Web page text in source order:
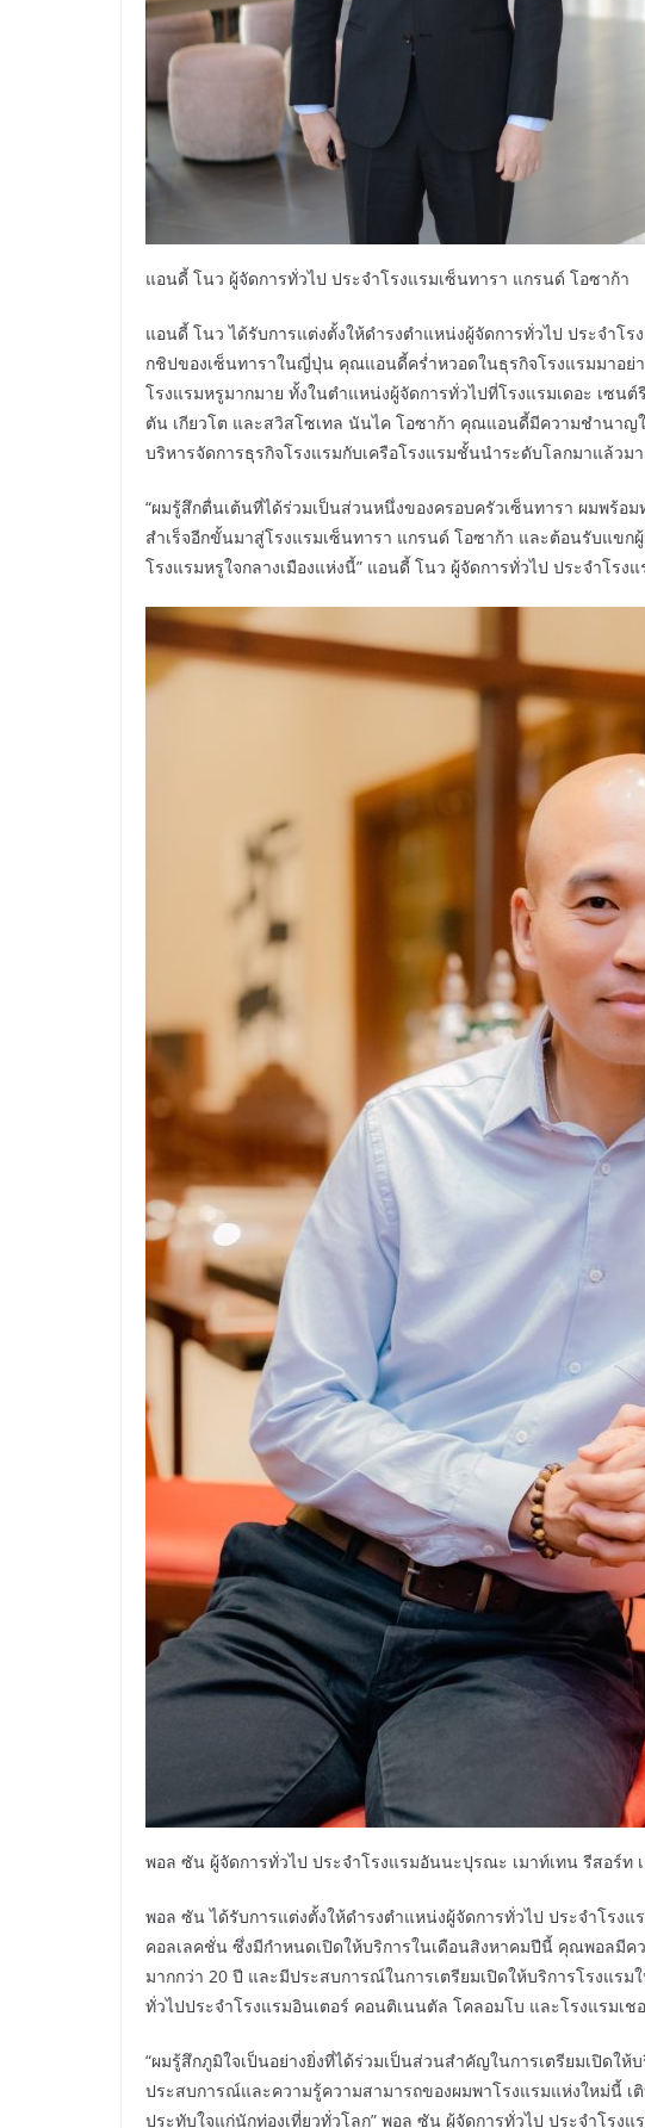
แอนดี้ โนว ผู้จัดการทั่วไป ประจำโรงแรมเซ็นทารา แกรนด์ โอซาก้า
แอนดี้ โนว ได้รับการแต่งตั้งให้ดำรงตำแหน่งผู้จัดการทั่วไป ประจำโ
กชิปของเซ็นทาราในญี่ปุ่น คุณแอนดี้คร่ำหวอดในธุรกิจโรงแรมมาอย่
โรงแรมหรูมากมาย ทั้งในตำแหน่งผู้จัดการทั่วไปที่โรงแรมเดอะ เซน
ตัน เกียวโต และสวิสโซเทล นันไค โอซาก้า คุณแอนดี้มีความชำนา
บริหารจัดการธุรกิจโรงแรมกับเครือโรงแรมชั้นนำระดับโลกมาแล้วม
“ผมรู้สึกตื่นเต้นที่ได้ร่วมเป็นส่วนหนึ่งของครอบครัวเซ็นทารา ผมพร้อ
สำเร็จอีกขั้นมาสู่โรงแรมเซ็นทารา แกรนด์ โอซาก้า และต้อนรับแข
โรงแรมหรูใจกลางเมืองแห่งนี้” แอนดี้ โนว ผู้จัดการทั่วไป ประจำโรง
พอล ซัน ผู้จัดการทั่วไป ประจำโรงแรมอันนะปุรณะ เมาท์เทน รีสอร์ท
พอล ซัน ได้รับการแต่งตั้งให้ดำรงตำแหน่งผู้จัดการทั่วไป ประจำโรง
คอลเลคชั่น ซึ่งมีกำหนดเปิดให้บริการในเดือนสิงหาคมปีนี้ คุณพอลมีค
มากกว่า 20 ปี และมีประสบการณ์ในการเตรียมเปิดให้บริการโรงแ
ทั่วไปประจำโรงแรมอินเตอร์ คอนติเนนตัล โคลอมโบ และโรงแรมเ
“ผมรู้สึกภูมิใจเป็นอย่างยิ่งที่ได้ร่วมเป็นส่วนสำคัญในการเตรียมเปิดใ
ประสบการณ์และความรู้ความสามารถของผมพาโรงแรมแห่งใหม่นี้ เ
ประทับใจแก่นักท่องเที่ยวทั่วโลก” พอล ซัน ผู้จัดการทั่วไป ประจำโรง